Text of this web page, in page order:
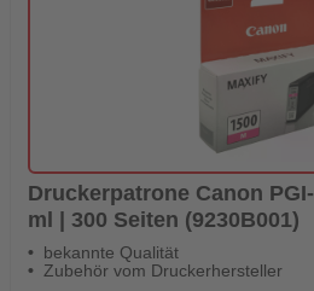
Druckerpatrone Canon
ml | 300 Seiten (9230B001)
bekannte Qualität
Zubehör vom Druckerhersteller